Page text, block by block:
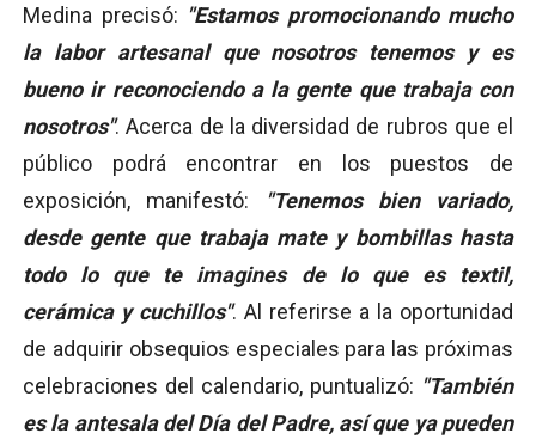
Medina precisó: "Estamos promocionando mucho
la labor artesanal que nosotros tenemos y es
bueno ir reconociendo a la gente que trabaja con
nosotros". Acerca de la diversidad de rubros que el
público podrá encontrar en los puestos de
exposición, manifestó:
"Tenemos bien variado,
desde gente que trabaja mate y bombillas hasta
todo lo que te imagines de lo que es textil,
cerámica y cuchillos". Al referirse a la oportunidad
de adquirir obsequios especiales para las próximas
celebraciones del calendario, puntualizó: "También
es la antesala del Día del Padre, así que ya pueden